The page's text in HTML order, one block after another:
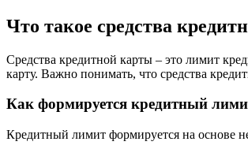
Что такое средства
Средства кредитной карты – это лимит
карту. Важно понимать, что средства
Как формируется кредитный
Кредитный лимит формируется на основе